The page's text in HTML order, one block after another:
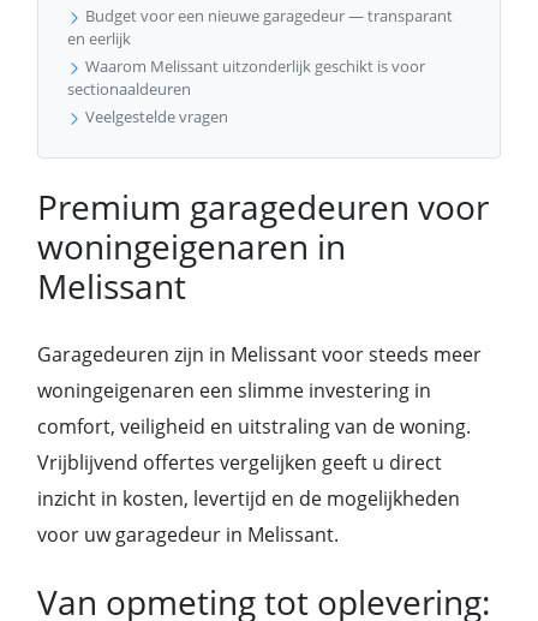
Budget voor een nieuwe garagedeur — transparant
en eerlijk
Waarom Melissant uitzonderlijk geschikt is voor
sectionaaldeuren
Veelgestelde vragen
Premium garagedeuren voor
woningeigenaren in
Melissant
Garagedeuren zijn in Melissant voor steeds meer
woningeigenaren een slimme investering in
comfort, veiligheid en uitstraling van de woning.
Vrijblijvend offertes vergelijken geeft u direct
inzicht in kosten, levertijd en de mogelijkheden
voor uw garagedeur in Melissant.
Van opmeting tot oplevering: